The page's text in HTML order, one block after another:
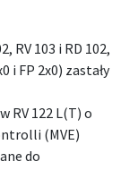
RV 103 i RD 102,
i FP 2x0) zastały
RV 122 L(T) o
(MVE)
do